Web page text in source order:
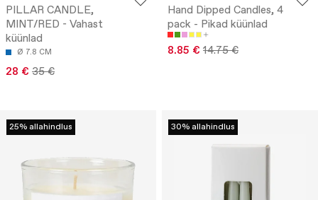
PILLAR CANDLE,
MINT/RED - Vahast
küünlad
Ø 7.8 CM
28 € 35 €
Hand Dipped Candles, 4
pack - Pikad küünlad
8.85 € 14.75 €
25% allahindlus 30% allahindlus